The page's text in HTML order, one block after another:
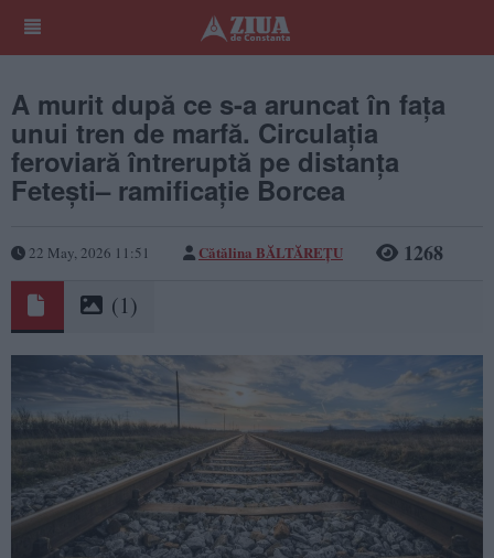
A murit după ce s-a aruncat în fața
unui tren de marfă. Circulația
feroviară întreruptă pe distanța
Fetești– ramificație Borcea
22 May, 2026 11:51 Cătălina BĂLTĂREȚU 1268
(1)